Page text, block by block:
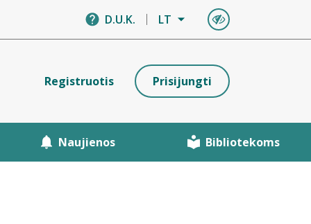
D.U.K. LT
Registruotis Prisijungti
Naujienos Bibliotekoms